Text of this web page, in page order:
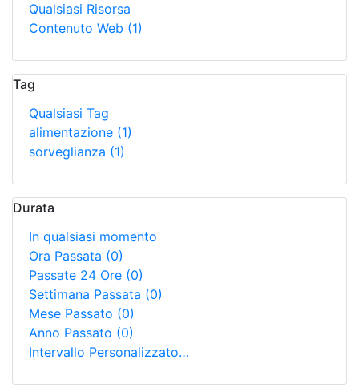
Qualsiasi Risorsa
Contenuto Web (1)
Tag
Qualsiasi Tag
alimentazione (1)
sorveglianza (1)
Durata
In qualsiasi momento
Ora Passata (0)
Passate 24 Ore (0)
Settimana Passata (0)
Mese Passato (0)
Anno Passato (0)
Intervallo Personalizzato…